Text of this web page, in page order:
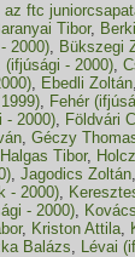
az ftc
Tibor,
2000), Bükszegi
(ifjúsági - 2000),
, Ebedli Zoltán,
, Fehér
- 2000), Földvári
,Géczy
Halgas Tibor,
,Jagodics Zoltán
- 2000),
- 2000),
, Kriston Attila,
Balázs, Lévai